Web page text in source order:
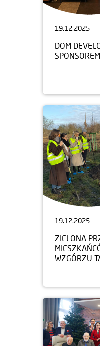
19.12.2025
DOM
19.12.2025
ZIELONA
WZGÓRZU